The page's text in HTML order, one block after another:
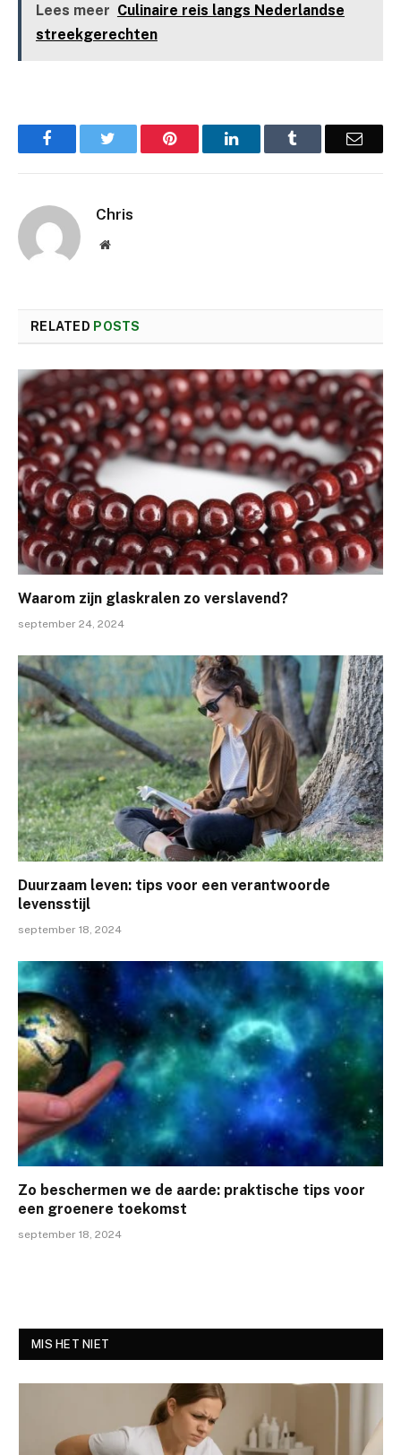
Lees meer Culinaire reis langs Nederlandse
streekgerechten
Facebook Pinterest LinkedIn Email
Chris
Website
RELATED POSTS
Waarom zijn glaskralen zo verslavend?
september 24, 2024
Duurzaam leven: tips voor een verantwoorde
levensstijl
september 18, 2024
Zo beschermen we de aarde: praktische tips voor
een groenere toekomst
september 18, 2024
MIS HET NIET